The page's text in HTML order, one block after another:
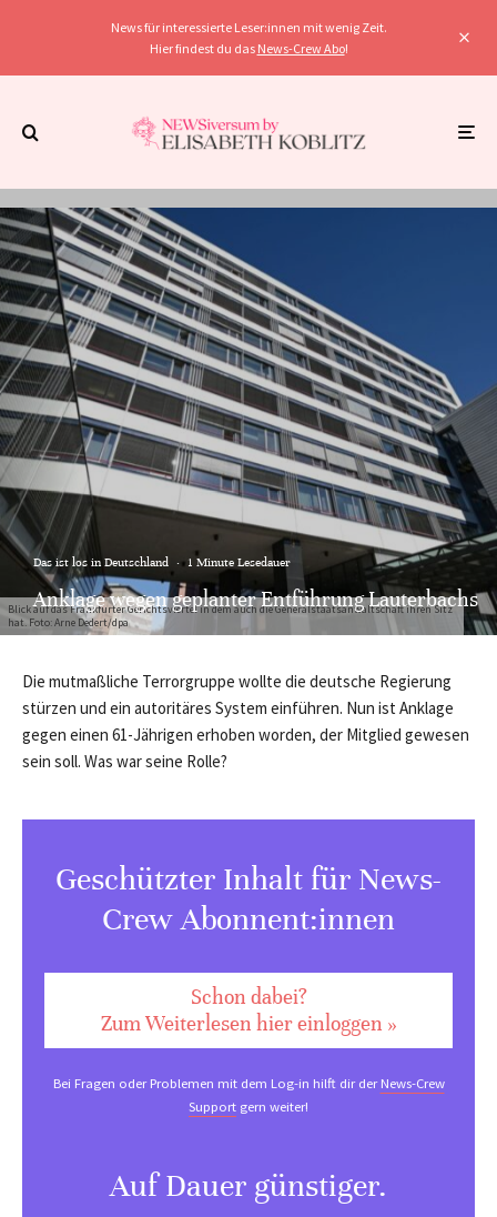
News für interessierte Leser:innen mit wenig Zeit.
Hier findest du das News-Crew Abo!
Blick auf das Frankfurter Gerichtsviertel in dem auch die Generalstaatsanwaltschaft ihren Sitz
hat. Foto: Arne Dedert/dpa
Das ist los in Deutschland · 1 Minute Lesedauer
Anklage wegen geplanter Entführung Lauterbachs
Die mutmaßliche Terrorgruppe wollte die deutsche Regierung
stürzen und ein autoritäres System einführen. Nun ist Anklage
gegen einen 61-Jährigen erhoben worden, der Mitglied gewesen
sein soll. Was war seine Rolle?
Geschützter Inhalt für News-
Crew Abonnent:innen
Schon dabei?
Zum Weiterlesen hier einloggen »
Bei Fragen oder Problemen mit dem Log-in hilft dir derNews-Crew
Support gern weiter!
Auf Dauer günstiger.